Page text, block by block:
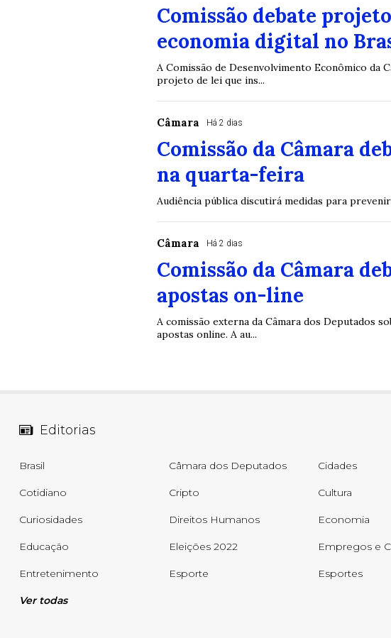
Comissão debate
economia digital no
A Comissão de Desenvolvimento Econômico da
projeto de lei que ins...
Câmara Há 2 dias
Comissão da Câmara
na quarta-feira
Audiência pública discutirá medidas para
Câmara Há 2 dias
Comissão da Câmara
apostas on-line
A comissão externa da Câmara dos Deputados
apostas online. A au...
Editorias
Brasil Câmara dos Deputados Cidades
Cotidiano Cripto Cultura
Curiosidades Direitos Humanos Economia
Educação Eleições 2022 Empregos e
Entretenimento Esporte Esportes
Ver todas